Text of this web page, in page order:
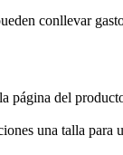
conllevar
página del
una talla